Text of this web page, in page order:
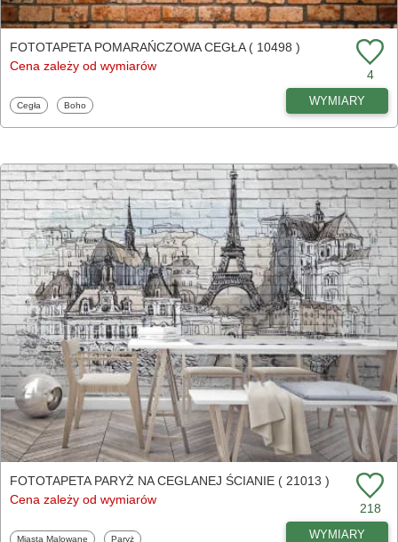
FOTOTAPETA POMARAŃCZOWA CEGŁA ( 10498 )
Cena zależy od wymiarów
4
Fototapety
Cegła Fototapety
Boho WYMIARY
FOTOTAPETA PARYŻ NA CEGLANEJ ŚCIANIE ( 21013 )
Cena zależy od wymiarów
218
Fototapety
Miasta Malowane Fototapety
Paryż WYMIARY